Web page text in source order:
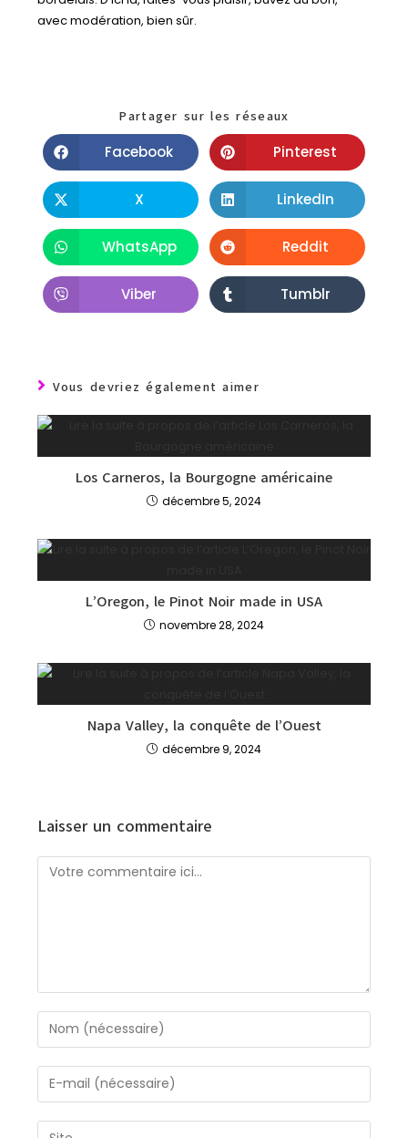
avec modération, bien sûr.
Partager sur les réseaux
Facebook Pinterest
X LinkedIn
WhatsApp Reddit
Viber Tumblr
Vous devriez également aimer
Los Carneros, la Bourgogne américaine
décembre 5, 2024
L’Oregon, le Pinot Noir made in USA
novembre 28, 2024
Napa Valley, la conquête de l’Ouest
décembre 9, 2024
Laisser un commentaire